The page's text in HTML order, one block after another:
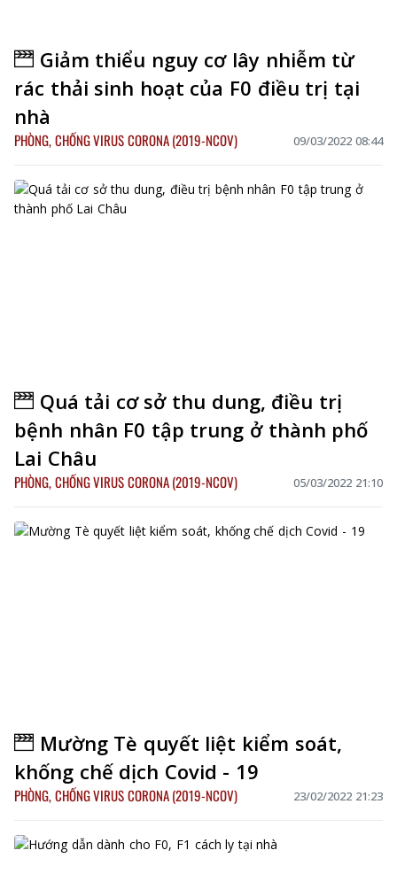
Giảm thiểu nguy cơ lây nhiễm từ
rác thải sinh hoạt của F0 điều trị tại
nhà
PHÒNG, CHỐNG VIRUS CORONA (2019-NCOV) 09/03/2022 08:44
Quá tải cơ sở thu dung, điều trị
bệnh nhân F0 tập trung ở thành phố
Lai Châu
PHÒNG, CHỐNG VIRUS CORONA (2019-NCOV) 05/03/2022 21:10
Mường Tè quyết liệt kiểm soát,
khống chế dịch Covid - 19
PHÒNG, CHỐNG VIRUS CORONA (2019-NCOV) 23/02/2022 21:23